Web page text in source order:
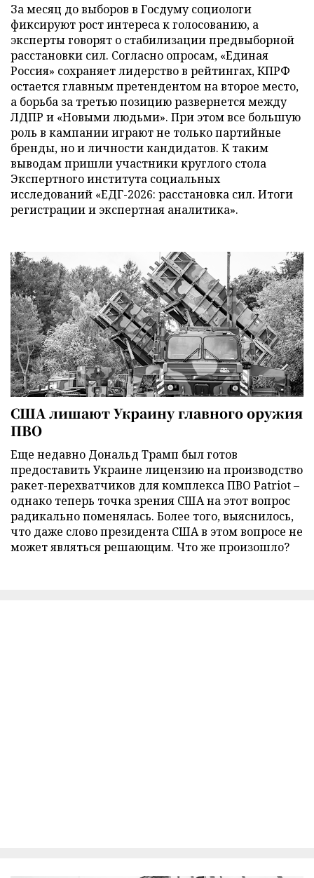
За месяц до выборов в Госдуму социологи
фиксируют рост интереса к голосованию, а
эксперты говорят о стабилизации предвыборной
расстановки сил. Согласно опросам, «Единая
Россия» сохраняет лидерство в рейтингах, КПРФ
остается главным претендентом на второе место,
а борьба за третью позицию развернется между
ЛДПР и «Новыми людьми». При этом все большую
роль в кампании играют не только партийные
бренды, но и личности кандидатов. К таким
выводам пришли участники круглого стола
Экспертного института социальных
исследований «ЕДГ-2026: расстановка сил. Итоги
регистрации и экспертная аналитика».
США лишают Украину главного оружия
ПВО
Еще недавно Дональд Трамп был готов
предоставить Украине лицензию на производство
ракет-перехватчиков для комплекса ПВО Patriot –
однако теперь точка зрения США на этот вопрос
радикально поменялась. Более того, выяснилось,
что даже слово президента США в этом вопросе не
может являться решающим. Что же произошло?